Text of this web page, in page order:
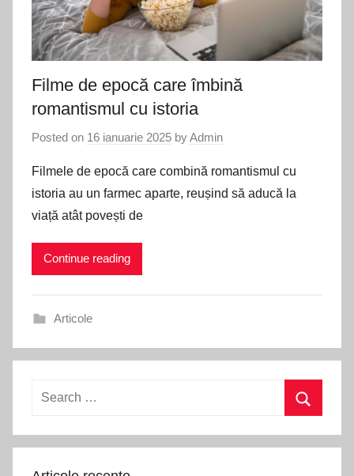
Filme de epocă care îmbină
romantismul cu istoria
Posted on 16 ianuarie 2025 byAdmin
Filmele de epocă care combină romantismul cu
istoria au un farmec aparte, reușind să aducă la
viață atât povești de
Continue reading
Articole
Search